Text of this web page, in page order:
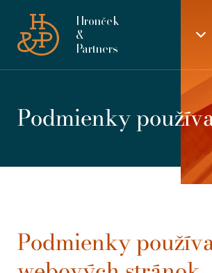
Hronček
&
Partners
Podmienky
Podmienky